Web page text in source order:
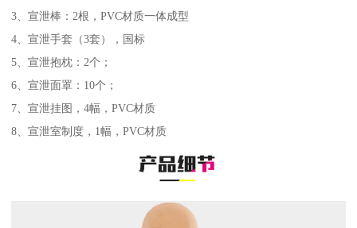
3、宣泄棒：2根，PVC材质一体成型
4、宣泄手套（3套），国标
5、宣泄抱枕：2个；
6、宣泄面罩：10个；
7、宣泄挂图，4幅，PVC材质
8、宣泄室制度，1幅，PVC材质